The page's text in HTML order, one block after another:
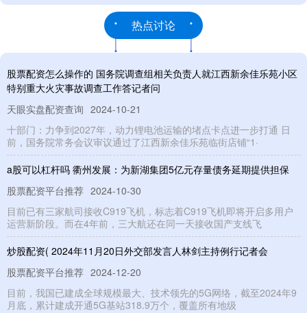
热点讨论
股票配资怎么操作的 国务院调查组相关负责人就江西新余佳乐苑小区
特别重大火灾事故调查工作答记者问
天眼实盘配资查询 2024-10-21
十部门：力争到2027年，动力锂电池运输的堵点卡点进一步打通 日
前，国务院常务会议审议通过了江西新余佳乐苑临街店铺“1·
a股可以杠杆吗 衢州发展：为新湖集团5亿元存量债务延期提供担保
股票配资平台推荐 2024-10-30
目前已有三家航司接收C919飞机，标志着C919飞机即将开启多用户
运营新阶段。而在4年前，三大航还在同一天接收国产支线飞
炒股配资( 2024年11月20日外交部发言人林剑主持例行记者会
股票配资平台推荐 2024-12-20
目前，我国已建成全球规模最大、技术领先的5G网络，截至2024年9
月底，累计建成开通5G基站318.9万个，覆盖所有地级